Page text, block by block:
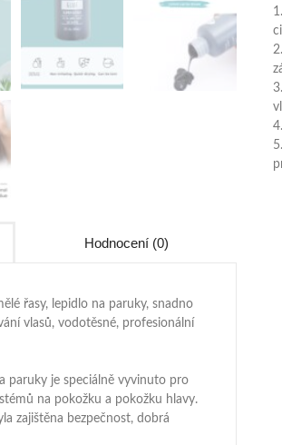
Hodnocení (0)
řasy, lepidlo na paruky, snadno
vlasů, vodotěsné, profesionální
paruky je speciálně vyvinuto pro
na pokožku a pokožku hlavy.
zajištěna bezpečnost, dobrá